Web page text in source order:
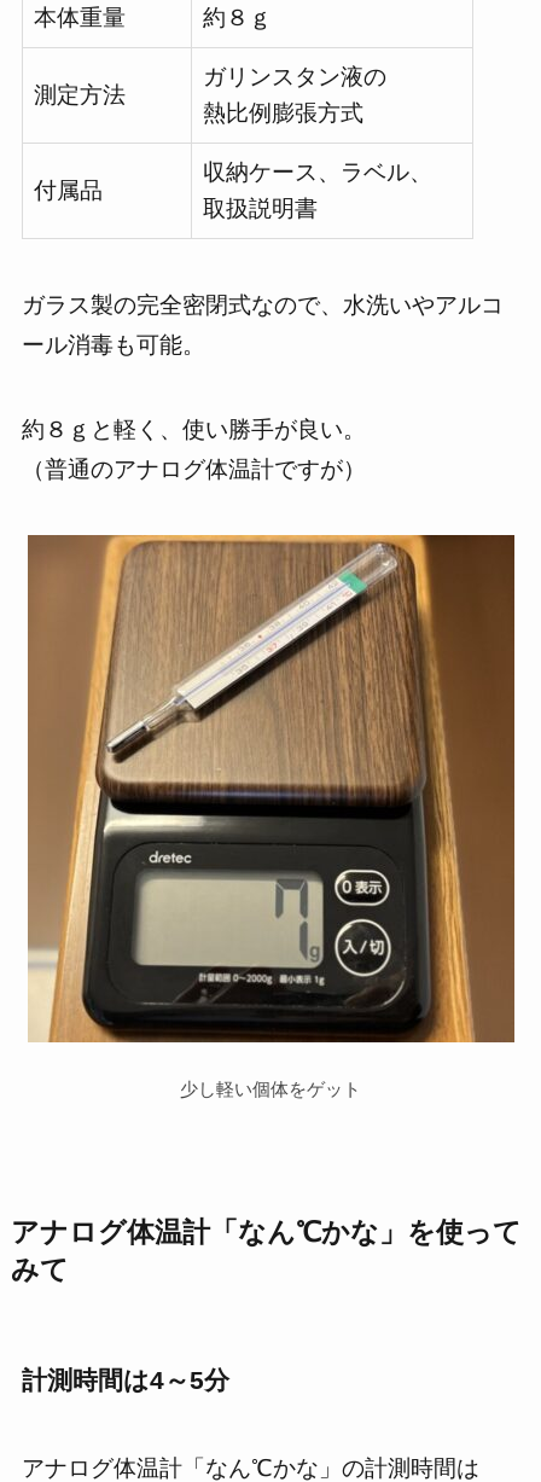
本体重量 約８ｇ
測定方法
ガリンスタン液の
熱比例膨張方式
付属品
収納ケース、ラベル、
取扱説明書
ガラス製の完全密閉式なので、 水洗いやアルコ
ール消毒も可能。
約８ｇと軽く、使い勝手が良い。
（普通のアナログ体温計ですが）
少し軽い個体をゲット
アナログ体温計「なん℃かな」を使って
みて
計測時間は4～5分
アナログ体温計「なん℃かな」の計測時間は